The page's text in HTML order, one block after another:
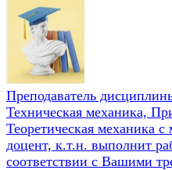
Преподаватель
Техническая механика,
Теоретическая механика
доцент, к.т.н. выполнит
соответствии с Вашими